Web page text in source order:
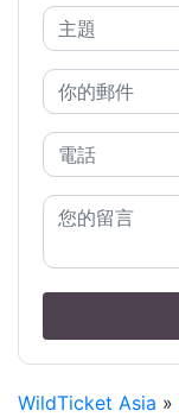
WildTicket Asia »